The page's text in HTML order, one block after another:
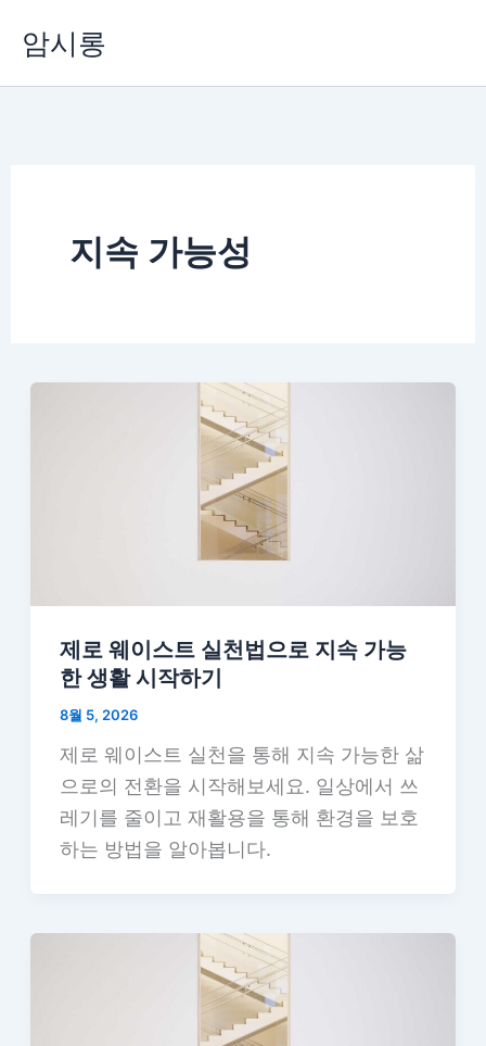
암시롱
지속 가능성
제로 웨이스트 실천법으로 지속 가능
한 생활 시작하기
8월 5, 2026
제로 웨이스트 실천을 통해 지속 가능한 삶
으로의 전환을 시작해보세요. 일상에서 쓰
레기를 줄이고 재활용을 통해 환경을 보호
하는 방법을 알아봅니다.